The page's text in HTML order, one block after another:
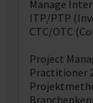
Manage
ITP/PTP
CTC/OTC
Project
Practitioner